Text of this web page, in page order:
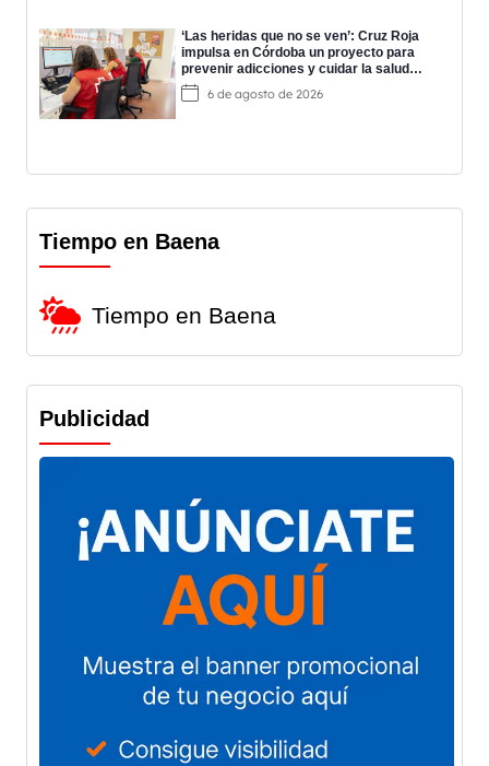
‘Las heridas que no se ven’: Cruz Roja
impulsa en Córdoba un proyecto para
prevenir adicciones y cuidar la salud
mental
6 de agosto de 2026
Tiempo en Baena
Tiempo en Baena
Publicidad